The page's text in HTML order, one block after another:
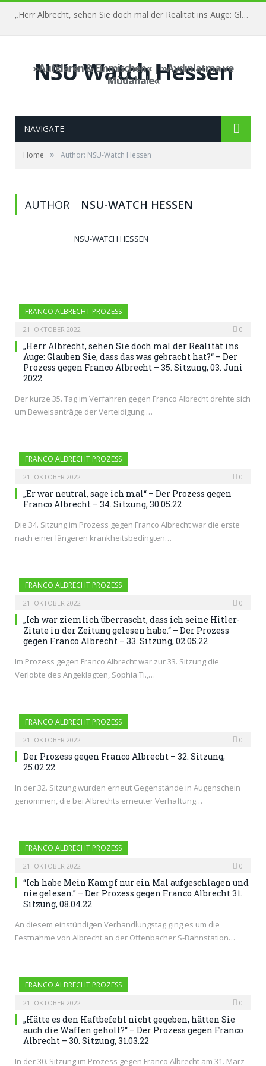
„Herr Albrecht, sehen Sie doch mal der Realität ins Auge: Glauben Sie, dass das was gebracht hat?“ – Der Prozess gegen Franco Albrecht – 35. Sitzung, 03. Juni 2022
NSU Watch Hessen
»Aufklären & Einmischen« | »Aydınlatma ve
Müdahale«
NAVIGATE
Home » Author: NSU-Watch Hessen
AUTHOR NSU-WATCH HESSEN
NSU-WATCH HESSEN
FRANCO ALBRECHT PROZESS
21. OKTOBER 2022 0
„Herr Albrecht, sehen Sie doch mal der Realität ins
Auge: Glauben Sie, dass das was gebracht hat?“ – Der
Prozess gegen Franco Albrecht – 35. Sitzung, 03. Juni
2022
Der kurze 35. Tag im Verfahren gegen Franco Albrecht drehte sich
um Beweisanträge der Verteidigung.…
FRANCO ALBRECHT PROZESS
21. OKTOBER 2022 0
„Er war neutral, sage ich mal“ – Der Prozess gegen
Franco Albrecht – 34. Sitzung, 30.05.22
Die 34. Sitzung im Prozess gegen Franco Albrecht war die erste
nach einer längeren krankheitsbedingten…
FRANCO ALBRECHT PROZESS
21. OKTOBER 2022 0
„Ich war ziemlich überrascht, dass ich seine Hitler-
Zitate in der Zeitung gelesen habe.“ – Der Prozess
gegen Franco Albrecht – 33. Sitzung, 02.05.22
Im Prozess gegen Franco Albrecht war zur 33. Sitzung die
Verlobte des Angeklagten, Sophia Ti.,…
FRANCO ALBRECHT PROZESS
21. OKTOBER 2022 0
Der Prozess gegen Franco Albrecht – 32. Sitzung,
25.02.22
In der 32. Sitzung wurden erneut Gegenstände in Augenschein
genommen, die bei Albrechts erneuter Verhaftung…
FRANCO ALBRECHT PROZESS
21. OKTOBER 2022 0
“Ich habe Mein Kampf nur ein Mal aufgeschlagen und
nie gelesen.” – Der Prozess gegen Franco Albrecht 31.
Sitzung, 08.04.22
An diesem einstündigen Verhandlungstag ging es um die
Festnahme von Albrecht an der Offenbacher S-Bahnstation…
FRANCO ALBRECHT PROZESS
21. OKTOBER 2022 0
„Hätte es den Haftbefehl nicht gegeben, hätten Sie
auch die Waffen geholt?“ – Der Prozess gegen Franco
Albrecht – 30. Sitzung, 31.03.22
In der 30. Sitzung im Prozess gegen Franco Albrecht am 31. März